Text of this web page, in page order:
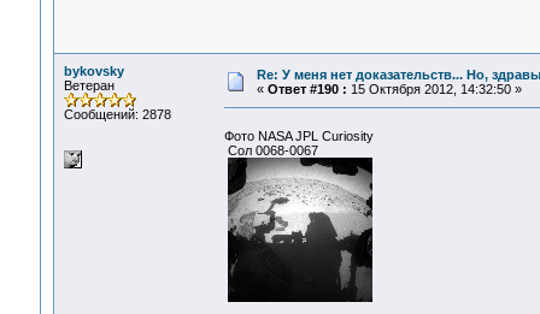
bykovsky
Ветеран
Сообщений: 2878
Re: У меня нет доказательств... Но,
« Ответ #190 : 15 Октября 2012, 14:32:50 »
Фото NASA JPL Curiosity
Сол 0068-0067